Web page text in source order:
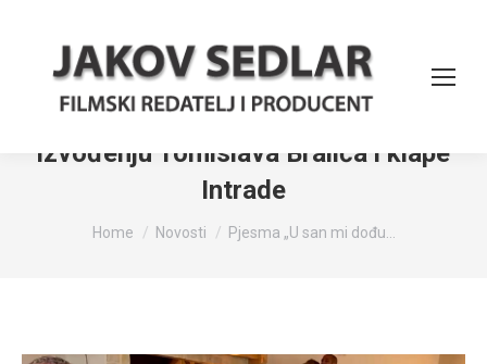
Pjesma „U san mi dođu tambure“ u
izvođenju Tomislava Bralića i klape
Intrade
You are here:
Home Novosti Pjesma „U san mi dođu…